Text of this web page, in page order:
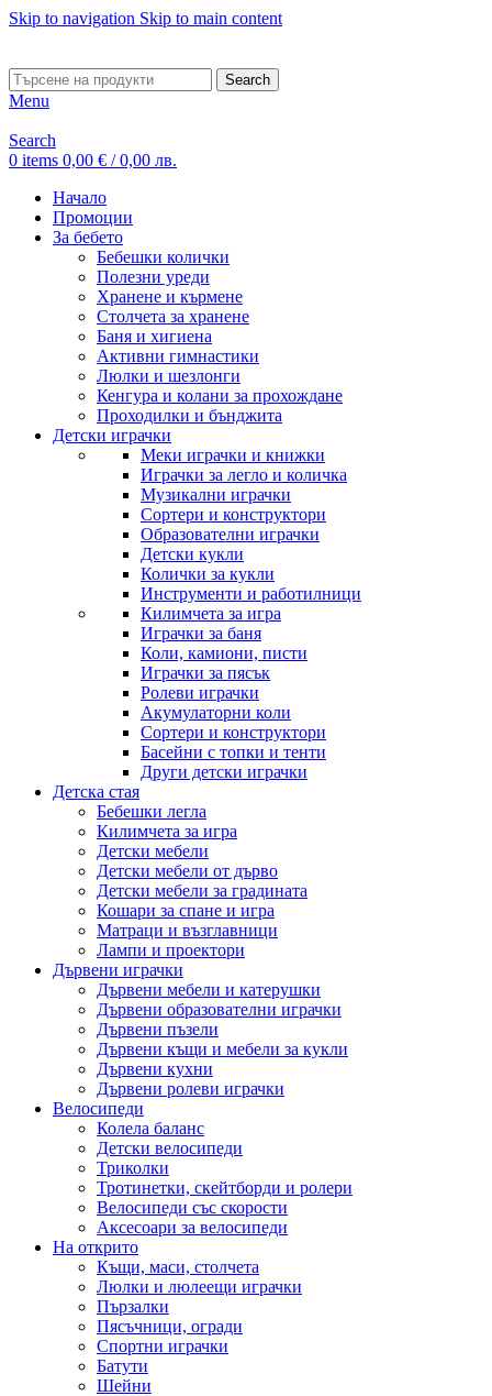
Skip to navigation Skip to main content
Search
Menu
Search
0 items 0,00 € / 0,00 лв.
Начало
Промоции
За бебето
Бебешки колички
Полезни уреди
Хранене и кърмене
Столчета за хранене
Баня и хигиена
Активни гимнастики
Люлки и шезлонги
Кенгура и колани за прохождане
Проходилки и бънджита
Детски играчки
Меки играчки и книжки
Играчки за легло и количка
Музикални играчки
Сортери и конструктори
Образователни играчки
Детски кукли
Колички за кукли
Инструменти и работилници
Килимчета за игра
Играчки за баня
Коли, камиони, писти
Играчки за пясък
Ролеви играчки
Акумулаторни коли
Сортери и конструктори
Басейни с топки и тенти
Други детски играчки
Детска стая
Бебешки легла
Килимчета за игра
Детски мебели
Детски мебели от дърво
Детски мебели за градината
Кошари за спане и игра
Матраци и възглавници
Лампи и проектори
Дървени играчки
Дървени мебели и катерушки
Дървени образователни играчки
Дървени пъзели
Дървени къщи и мебели за кукли
Дървени кухни
Дървени ролеви играчки
Велосипеди
Колела баланс
Детски велосипеди
Триколки
Тротинетки, скейтборди и ролери
Велосипеди със скорости
Аксесоари за велосипеди
На открито
Къщи, маси, столчета
Люлки и люлеещи играчки
Пързалки
Пясъчници, огради
Спортни играчки
Батути
Шейни